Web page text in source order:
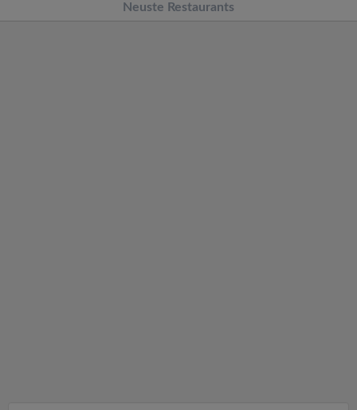
Neuste Restaurants